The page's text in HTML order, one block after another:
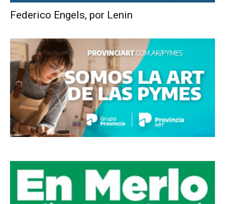
Federico Engels, por Lenin